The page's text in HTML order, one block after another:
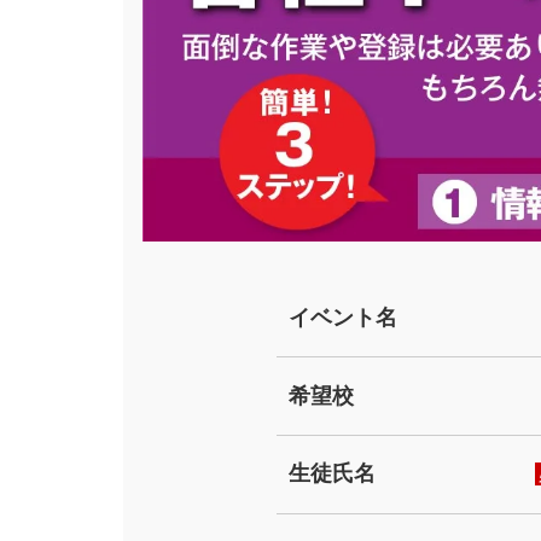
イベント名
希望校
生徒氏名